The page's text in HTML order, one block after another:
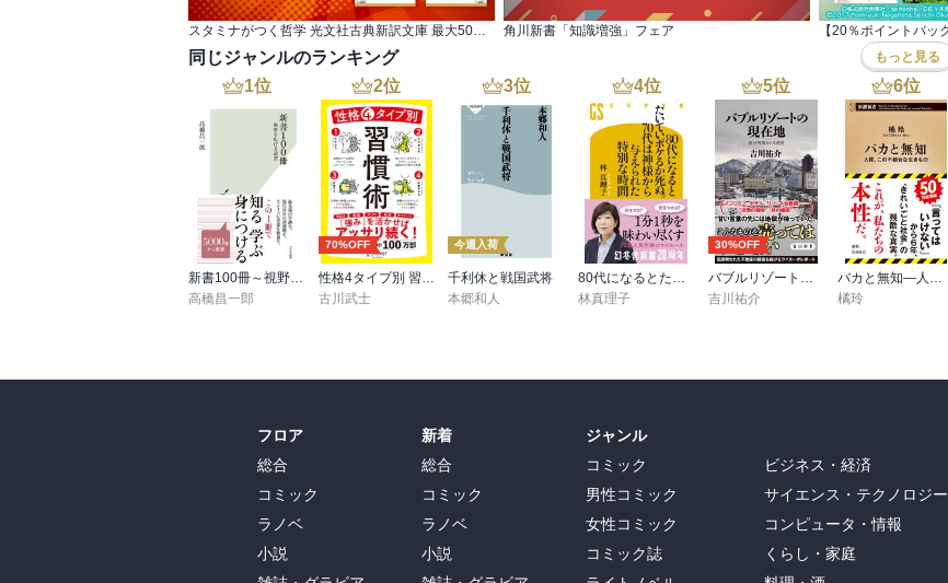
スタミナがつく哲学 光文社古典新訳文庫 最大50％OFF 角川新書「知識増強」フェア
同じジャンルのランキング もっと見る
1位
高橋昌一郎
2位
70%OFF
古川武士
3位
今週入荷
千利休と戦国武将
本郷和人
4位
林真理子
5位
30%OFF
吉川祐介
6位
橘玲
フロア
総合
コミック
ラノベ
小説
新着
総合
コミック
ラノベ
小説
ジャンル
コミック
男性コミック
女性コミック
コミック誌
ビジネス・経済
サイエンス・テクノロジー
コンピュータ・情報
くらし・家庭